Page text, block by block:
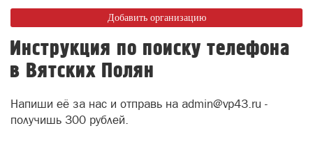
Добавить организацию
Инструкция по поиску телефона
в Вятских Полян
Напиши её за нас и отправь на admin@vp43.ru -
получишь 300 рублей.